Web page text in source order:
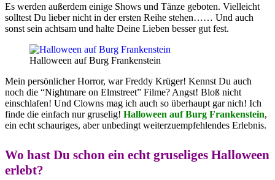
Es werden außerdem einige Shows und Tänze geboten. Vielleicht
solltest Du lieber nicht in der ersten Reihe stehen…… Und auch
sonst sein achtsam und halte Deine Lieben besser gut fest.
Halloween auf Burg Frankenstein
Mein persönlicher Horror, war Freddy Krüger! Kennst Du auch
noch die “Nightmare on Elmstreet” Filme? Angst! Bloß nicht
einschlafen! Und Clowns mag ich auch so überhaupt gar nich! Ich
finde die einfach nur gruselig! Halloween auf Burg Frankenstein,
ein echt schauriges, aber unbedingt weiterzuempfehlendes Erlebnis.
Wo hast Du schon ein echt gruseliges Halloween
erlebt?